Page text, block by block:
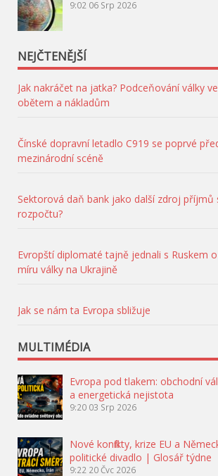
9:02 06 Srp 2026
NEJČTENĚJŠÍ
Jak nakráčet na jatka? Podceňování války
obětem a nákladům
Čínské dopravní letadlo C919 se poprvé
mezinárodní scéně
Sektorová daň bank jako další zdroj příjmů
rozpočtu?
Evropští diplomaté tajně jednali s Ruskem
míru války na Ukrajině
Jak se nám ta Evropa sbližuje
MULTIMÉDIA
Evropa pod tlakem: obchodní
a energetická nejistota
9:20 03 Srp 2026
Nové konflikty, krize EU a
politické divadlo | Glosář týdne
9:22 20 Čvc 2026